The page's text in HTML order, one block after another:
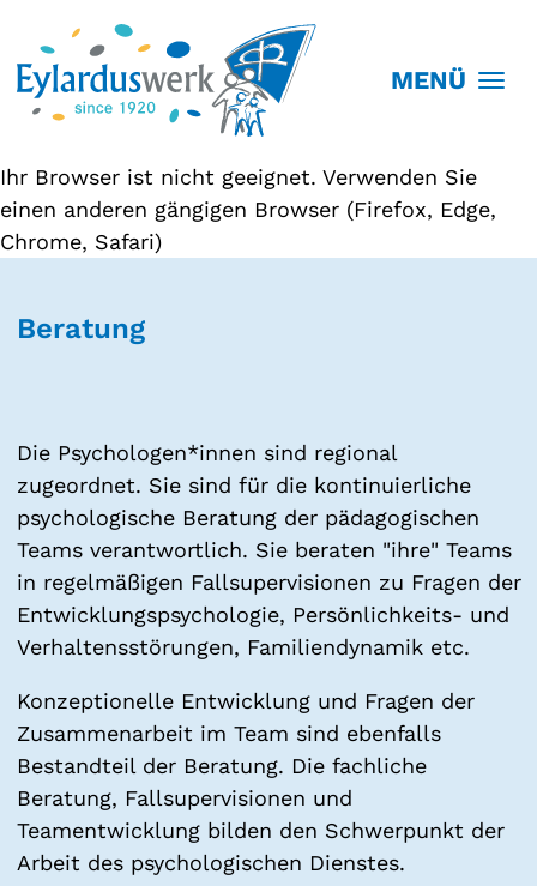
MENÜ
Ihr Browser ist nicht geeignet. Verwenden Sie
einen anderen gängigen Browser (Firefox, Edge,
Chrome, Safari)
Beratung
Die Psychologen*innen sind regional
zugeordnet. Sie sind für die kontinuierliche
psychologische Beratung der pädagogischen
Teams verantwortlich. Sie beraten "ihre" Teams
in regelmäßigen Fallsupervisionen zu Fragen der
Entwicklungspsychologie, Persönlichkeits- und
Verhaltensstörungen, Familiendynamik etc.
Konzeptionelle Entwicklung und Fragen der
Zusammenarbeit im Team sind ebenfalls
Bestandteil der Beratung. Die fachliche
Beratung, Fallsupervisionen und
Teamentwicklung bilden den Schwerpunkt der
Arbeit des psychologischen Dienstes.